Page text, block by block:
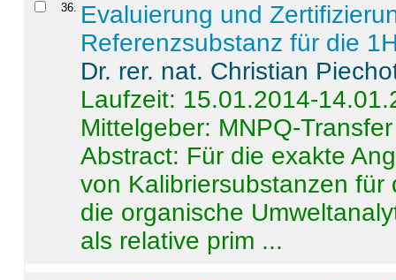
36. Evaluierung und
Referenzsubstanz für die
Dr. rer. nat. Christian
Laufzeit: 15.01.2014-
Mittelgeber: MNPQ-Transfer
Abstract: Für die exakte
von Kalibriersubstanzen
die organische
als relative prim ...